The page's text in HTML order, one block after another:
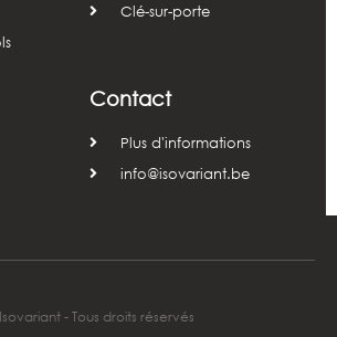
Clé-sur-porte
Contact
Plus d'informations
info@isovariant.be
- Tous droits réservés